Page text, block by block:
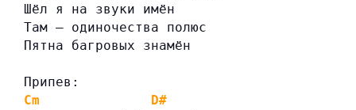
Шёл я на звуки имён
Там — одиночества полюс
Пятна багровых знамён
Припев:
Cm
D#